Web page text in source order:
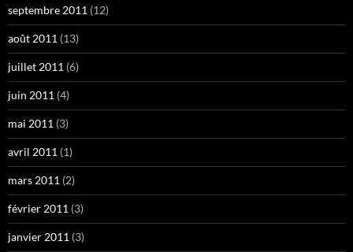
septembre 2011 (12)
août 2011 (13)
juillet 2011 (6)
juin 2011 (4)
mai 2011 (3)
avril 2011 (1)
mars 2011 (2)
février 2011 (3)
janvier 2011 (3)